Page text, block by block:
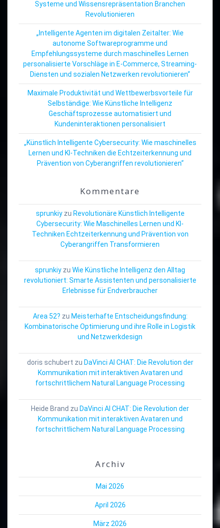
Systeme und Wissensrepräsentation Branchen
Revolutionieren
„Intelligente Agenten im digitalen Zeitalter: Wie
autonome Softwareprogramme und
Empfehlungssysteme durch maschinelles Lernen
personalisierte Vorschläge in E-Commerce, Streaming-
Diensten und sozialen Netzwerken revolutionieren“
Maximale Produktivität und Wettbewerbsvorteile für
Selbständige: Wie Künstliche Intelligenz
Geschäftsprozesse automatisiert und
Kundeninteraktionen personalisiert
„Künstlich Intelligente Cybersecurity: Wie maschinelles
Lernen und KI-Techniken die Echtzeiterkennung und
Prävention von Cyberangriffen revolutionieren“
Kommentare
sprunkiyzu Revolutionäre Künstlich Intelligente
Cybersecurity: Wie Maschinelles Lernen und KI-
Techniken Echtzeiterkennung und Prävention von
Cyberangriffen Transformieren
sprunkiy zu Wie Künstliche Intelligenz den Alltag
revolutioniert: Smarte Assistenten und personalisierte
Erlebnisse für Endverbraucher
Area 52? zu Meisterhafte Entscheidungsfindung:
Kombinatorische Optimierung und ihre Rolle in Logistik
und Netzwerkdesign
doris schubert zu DaVinci AI CHAT: Die Revolution der
Kommunikation mit interaktiven Avataren und
fortschrittlichem Natural Language Processing
Heide Brand zu DaVinci AI CHAT: Die Revolution der
Kommunikation mit interaktiven Avataren und
fortschrittlichem Natural Language Processing
Archiv
Mai 2026
April 2026
März 2026